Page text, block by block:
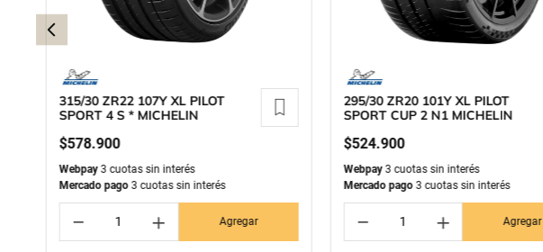
315/30 ZR22 107Y XL PILOT
SPORT 4 S * MICHELIN
$578.900
Webpay3 cuotas sin interés
Mercado pago3 cuotas sin interés
＋
－ Agregar
295/30 ZR20 101Y XL PILOT
SPORT CUP 2 N1 MICHELIN
$524.900
Webpay3 cuotas sin interés
Mercado pago3 cuotas sin interés
＋
－ Agregar